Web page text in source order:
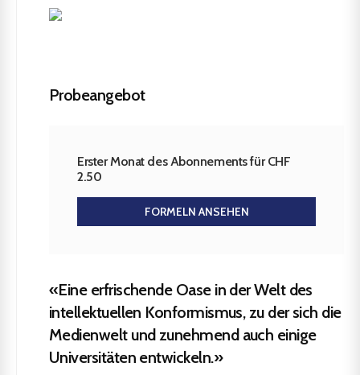
Probeangebot
Erster Monat des Abonnements für CHF
2.50
FORMELN ANSEHEN
«Eine erfrischende Oase in der Welt des
intellektuellen Konformismus, zu der sich die
Medienwelt und zunehmend auch einige
Universitäten entwickeln.»